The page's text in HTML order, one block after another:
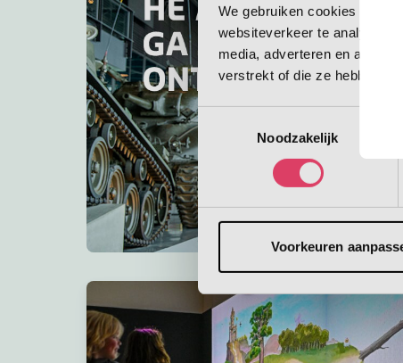
We gebruiken cookies om
websiteverkeer te
media, adverteren en
verstrekt of die ze hebben
Toestemmingsselectie
Noodzakelijk
Voorkeuren